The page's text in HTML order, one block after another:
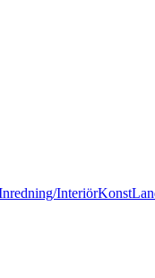
InteriörKonst